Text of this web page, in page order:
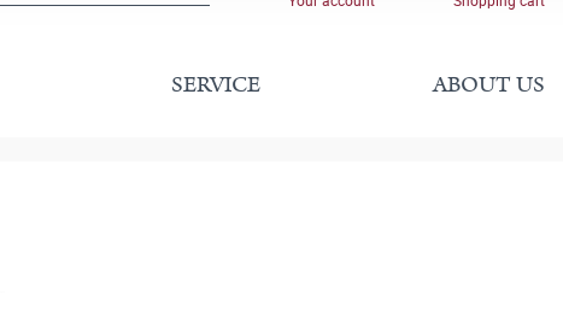
SERVICE ABOUT US